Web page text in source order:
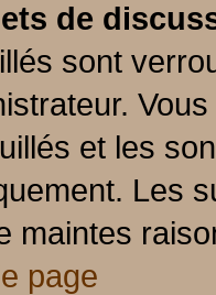
de
sont
et les
Les
maintes
page